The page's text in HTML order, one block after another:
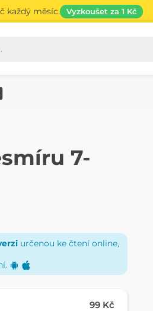
každý měsíc. Vyzkoušet za 1 Kč
7-
určenou ke čtení online,
99 Kč